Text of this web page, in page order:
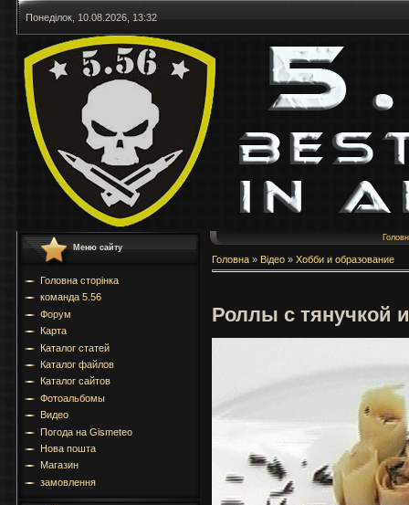
Понеділок, 10.08.2026, 13:32
Меню сайту
Головна сторінка
команда 5.56
Форум
Карта
Каталог статей
Каталог файлов
Каталог сайтов
Фотоальбомы
Видео
Погода на Gismeteo
Нова пошта
Магазин
замовлення
Головна » Відео » Хобби и образование
Роллы с тянучкой